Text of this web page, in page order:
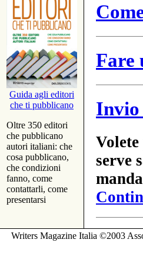
Guida agli editori
che ti pubblicano
Oltre 350 editori
che pubblicano
autori italiani: che
cosa pubblicano,
che condizioni
fanno, come
contattarli, come
presentarsi
Fare
serve
Writers Magazine Italia ©2003